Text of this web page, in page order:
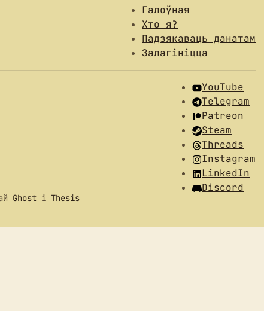
Галоўная
Хто я?
Падзякаваць данатам
Залагініцца
Ghost і Thesis
YouTube
Telegram
Patreon
Steam
Threads
Instagram
LinkedIn
Discord